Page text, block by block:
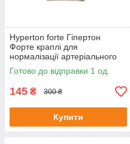
Hyperton forte Гіпертон
Форте краплі для
нормалізації артеріального
тиску 20 мл до 08/25
Готово до відправки 1 од.
145 ₴ 300 ₴
Купити